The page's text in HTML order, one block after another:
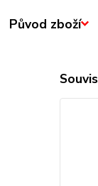
Původ zboží